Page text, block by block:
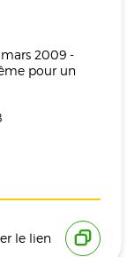
2009 -
pour un
le lien